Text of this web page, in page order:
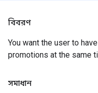
বিবরণ
You want the user to
promotions at the same
সমাধান